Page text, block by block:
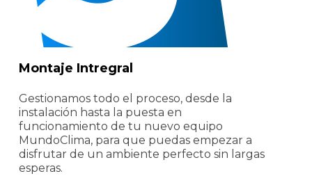
Montaje Intregral
Gestionamos todo el proceso, desde la
instalación hasta la puesta en
funcionamiento de tu nuevo equipo
MundoClima, para que puedas empezar a
disfrutar de un ambiente perfecto sin largas
esperas.